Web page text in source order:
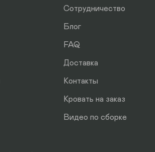
Сотрудничество
Блог
FAQ
Доставка
Контакты
Кровать на заказ
Видео по сборке